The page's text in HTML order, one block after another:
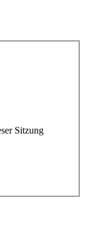
Sitzung